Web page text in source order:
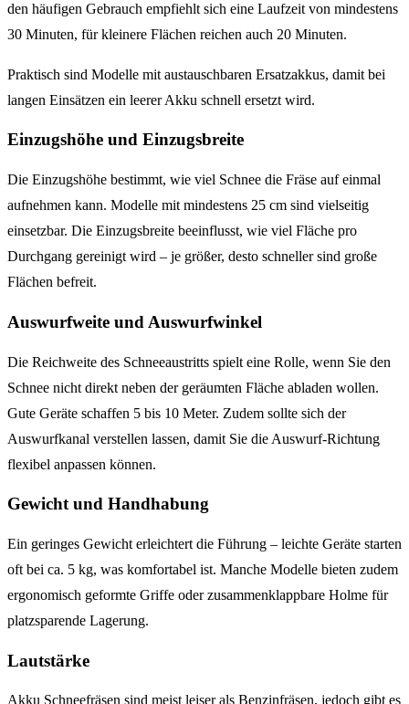
den häufigen Gebrauch empfiehlt sich eine Laufzeit von mindestens
30 Minuten, für kleinere Flächen reichen auch 20 Minuten.
Praktisch sind Modelle mit austauschbaren Ersatzakkus, damit bei
langen Einsätzen ein leerer Akku schnell ersetzt wird.
Einzugshöhe und Einzugsbreite
Die Einzugshöhe bestimmt, wie viel Schnee die Fräse auf einmal
aufnehmen kann. Modelle mit mindestens 25 cm sind vielseitig
einsetzbar. Die Einzugsbreite beeinflusst, wie viel Fläche pro
Durchgang gereinigt wird – je größer, desto schneller sind große
Flächen befreit.
Auswurfweite und Auswurfwinkel
Die Reichweite des Schneeaustritts spielt eine Rolle, wenn Sie den
Schnee nicht direkt neben der geräumten Fläche abladen wollen.
Gute Geräte schaffen 5 bis 10 Meter. Zudem sollte sich der
Auswurfkanal verstellen lassen, damit Sie die Auswurf-Richtung
flexibel anpassen können.
Gewicht und Handhabung
Ein geringes Gewicht erleichtert die Führung – leichte Geräte starten
oft bei ca. 5 kg, was komfortabel ist. Manche Modelle bieten zudem
ergonomisch geformte Griffe oder zusammenklappbare Holme für
platzsparende Lagerung.
Lautstärke
Akku Schneefräsen sind meist leiser als Benzinfräsen, jedoch gibt es